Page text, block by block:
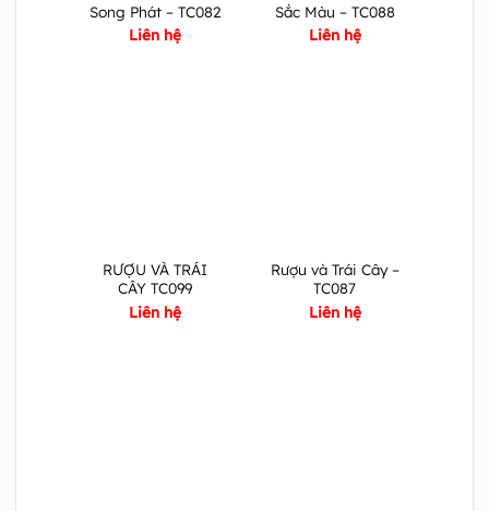
Song Phát – TC082
Liên hệ
Sắc Màu – TC088
Liên hệ
RƯỢU VÀ TRÁI
CÂY TC099
Liên hệ
Rượu và Trái Cây –
TC087
Liên hệ